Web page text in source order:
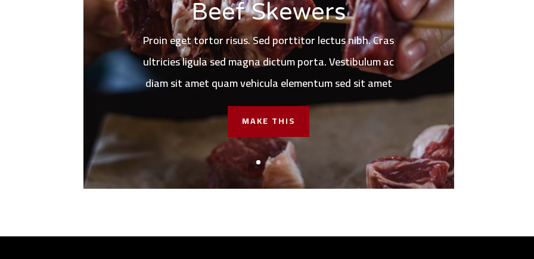
Herb Dry Rub
Proin eget tortor risus. Sed porttitor lectus nibh. Cras
ultricies ligula sed magna dictum porta. Vestibulum ac
diam sit amet quam vehicula elementum sed sit amet
MAKE THIS